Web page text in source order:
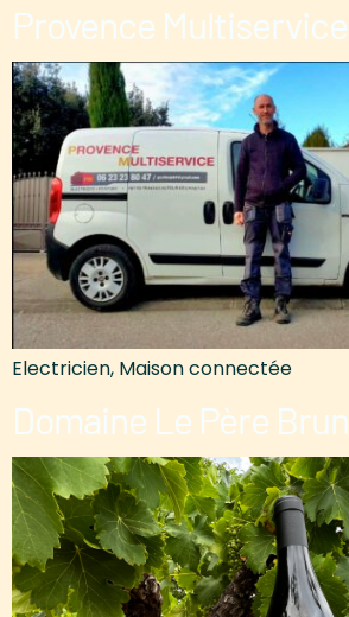
Provence Multiservice
Electricien, Maison connectée
Domaine Le Père Brun